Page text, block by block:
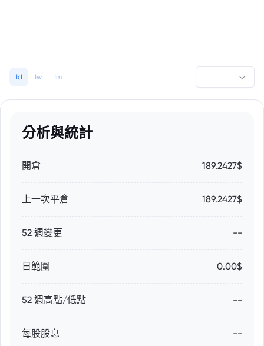
1d 1w 1m
分析與統計
開倉 189.2427$
上一次平倉 189.2427$
52 週變更 --
日範圍 0.00$
52 週高點/低點 --
每股股息 --